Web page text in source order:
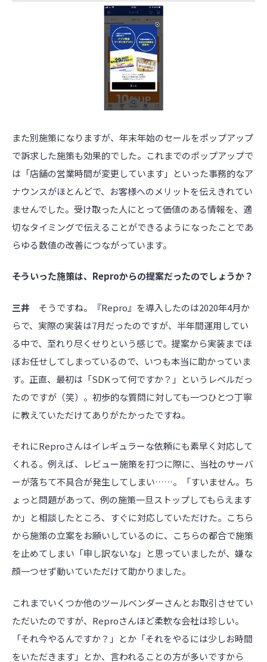
また別施策になりますが、年末年始のセールをポップアップ
で訴求した施策も効果的でした。これまでのポップアップで
は「店舗の営業時間が変更しています」といった事務的なア
ナウンスがほとんどで、お客様へのメリットを伝えきれてい
ませんでした。受け取った人にとって価値のある情報を、適
切なタイミングで伝えることができるようになったことであ
らゆる数値の改善につながっています。
――そういった施策は、Reproからの提案だったのでしょうか？
三井 そうですね。『Repro』を導入したのは2020年4月か
らで、実際の実装は7月だったのですが、半年間運用してい
る中で、至れり尽くせりという感じで。提案から実装までほ
ぼお任せしてしまっているので、いつも本当に助かっていま
す。正直、最初は「SDKって何ですか？」というレベルだっ
たのですが（笑）。初歩的な質問に対しても一つひとつ丁寧
に教えていただけてありがたかったですね。
それにReproさんはイレギュラーな依頼にも素早く対応して
くれる。例えば、レビュー施策を打つに際に、当社のサーバ
ーが落ちて不具合が発生してしまい……。「すいません。ち
ょっと問題があって、例の施策一旦ストップしてもらえます
か」と相談したところ、すぐに対応していただけた。こちら
から施策の立案をお願いしているのに、こちらの都合で施策
を止めてしまい「申し訳ないな」と思っていましたが、嫌な
顔一つせず動いていただけて助かりました。
これまでいくつか他のツールベンダーさんとお取引させてい
ただいたのですが、Reproさんほど柔軟な会社は珍しい。
「それ今やるんですか？」とか「それをやるには少しお時間
をいただきます」とか、言われることの方が多いですから